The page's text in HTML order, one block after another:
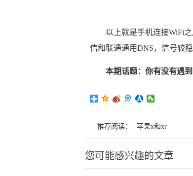
以上就是手机连接WiFi
信和联通通用DNS，信号较稳
本期话题：你有没有遇
推荐阅读： 苹果x和xr
您可能感兴趣的文章